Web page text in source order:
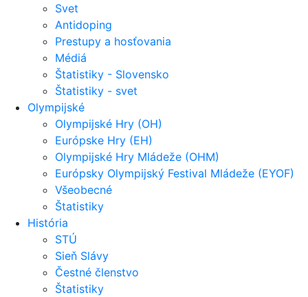
Svet
Antidoping
Prestupy a hosťovania
Médiá
Štatistiky - Slovensko
Štatistiky - svet
Olympijské
Olympijské Hry (OH)
Európske Hry (EH)
Olympijské Hry Mládeže (OHM)
Európsky Olympijský Festival Mládeže (EYOF)
Všeobecné
Štatistiky
História
STÚ
Sieň Slávy
Čestné členstvo
Štatistiky